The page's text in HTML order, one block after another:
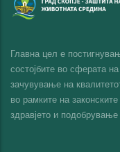
Главна цел е
состојбите во сферата
зачувување на
во рамките на
здравјето и